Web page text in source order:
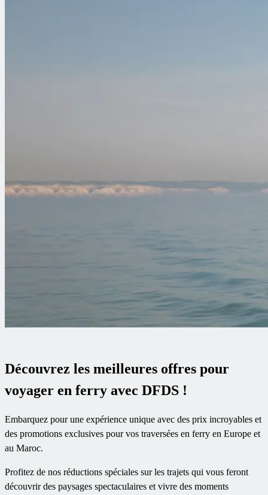
Découvrez les meilleures offres pour
voyager en ferry avec DFDS !
Embarquez pour une expérience unique avec des prix incroyables et
des promotions exclusives pour vos traversées en ferry en Europe et
au Maroc.
Profitez de nos réductions spéciales sur les trajets qui vous feront
découvrir des paysages spectaculaires et vivre des moments